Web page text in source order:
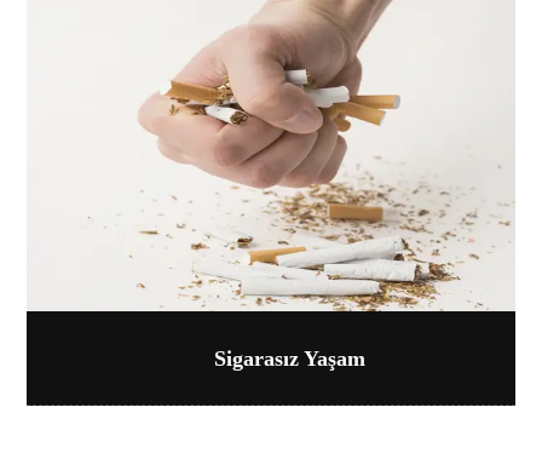
Sigarasız Yaşam